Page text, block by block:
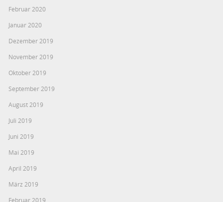
Februar 2020
Januar 2020
Dezember 2019
November 2019
Oktober 2019
September 2019
August 2019
Juli 2019
Juni 2019
Mai 2019
April 2019
März 2019
Februar 2019